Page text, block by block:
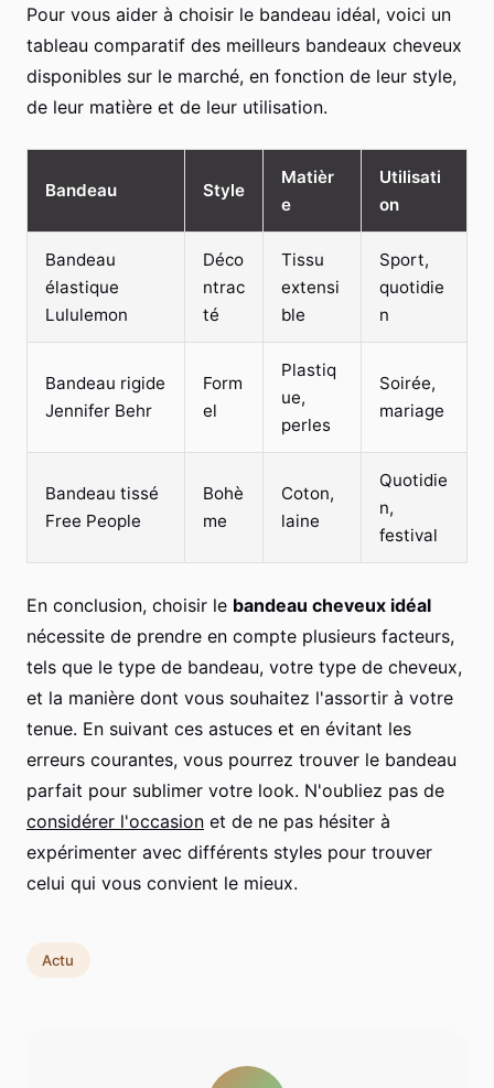
Pour vous aider à choisir le bandeau idéal, voici un
tableau comparatif des meilleurs bandeaux cheveux
disponibles sur le marché, en fonction de leur style,
de leur matière et de leur utilisation.
Bandeau Style
Matièr
e
Utilisati
on
Bandeau
élastique
Lululemon
Déco
ntrac
té
Tissu
extensi
ble
Sport,
quotidie
n
Bandeau rigide
Jennifer Behr
Form
el
Plastiq
ue,
perles
Soirée,
mariage
Bandeau tissé
Free People
Bohè
me
Coton,
laine
Quotidie
n,
festival
En conclusion, choisir le bandeau cheveux idéal
nécessite de prendre en compte plusieurs facteurs,
tels que le type de bandeau, votre type de cheveux,
et la manière dont vous souhaitez l'assortir à votre
tenue. En suivant ces astuces et en évitant les
erreurs courantes, vous pourrez trouver le bandeau
parfait pour sublimer votre look. N'oubliez pas de
considérer l'occasion et de ne pas hésiter à
expérimenter avec différents styles pour trouver
celui qui vous convient le mieux.
Actu